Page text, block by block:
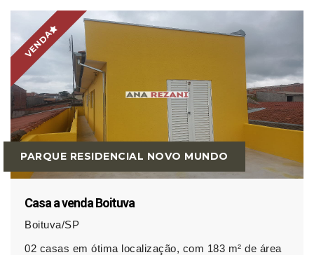
PARQUE RESIDENCIAL NOVO MUNDO
VENDA
Casa a venda Boituva
Boituva/SP
02 casas em ótima localização, com 183 m² de área